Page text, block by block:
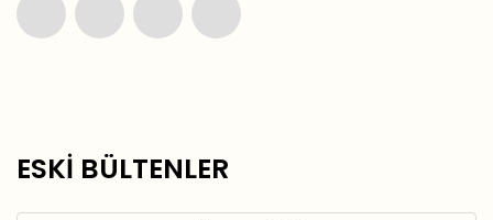
ESKİ BÜLTENLER